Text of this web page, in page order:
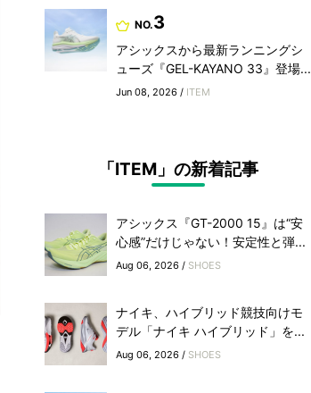
NO.3
アシックスから最新ランニングシ
ューズ『GEL-KAYANO 33』登場...
Jun 08, 2026 / ITEM
「ITEM」の新着記事
アシックス『GT-2000 15』は“安
心感”だけじゃない！安定性と弾...
Aug 06, 2026 / SHOES
ナイキ、ハイブリッド競技向けモ
デル「ナイキ ハイブリッド」を...
Aug 06, 2026 / SHOES